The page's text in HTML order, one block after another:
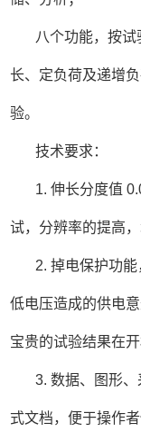
八个功能，按试
长、定负荷及递增
验。
技术要求：
1. 伸长分度值
试，分辨率的提高
2. 掉电保护功能
低电压造成的供电
宝贵的试验结果在
3. 数据、图形、
式文档，便于操作